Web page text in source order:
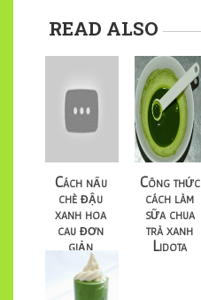
READ ALSO
Cách nấu
chè đậu
xanh hoa
cau đơn
giản
Công thức
cách làm
sữa chua
trà xanh
Lidota